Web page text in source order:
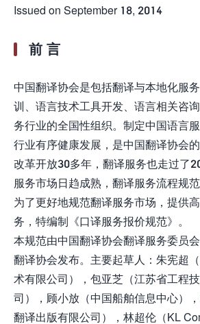
Issued on September 18, 2014
前 言
中国翻译协会是包括翻译与本地化服
训、语言技术工具开发、语言相关咨
务行业的全国性组织。制定中国语言
行业有序健康发展，是中国翻译协会的
改革开放30多年，翻译服务也走过了
服务市场日趋成熟，翻译服务流程规
为了更好地规范翻译服务市场，提供
务，特编制《口译服务报价规范》。
本规范由中国翻译协会翻译服务委员
翻译协会发布。主要起草人：朱宪超
术有限公司），包亚芝（江苏省工程
司），顾小放（中国船舶信息中心）
翻译出版有限公司），林超伦（KL